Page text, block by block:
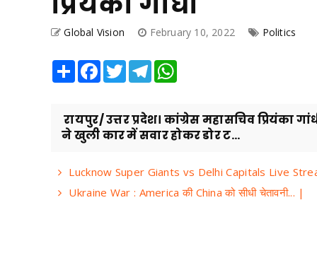
Global Vision February 10, 2022 Politics
Share Facebook
TwitterTelegram
रायपुर/ उत्तर प्रदेश। कांग्रेस महासचिव प्रियंका
ने खुली कार में सवार होकर डोर ट...
Lucknow Super Giants vs Delhi Capitals Live
Ukraine War : America की China को सीधी चेतावनी... |